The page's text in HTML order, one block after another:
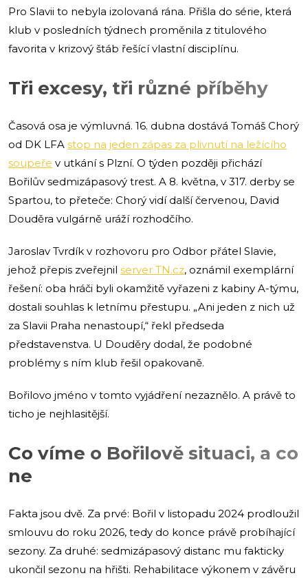
Pro Slavii to nebyla izolovaná rána. Přišla do série, která
klub v posledních týdnech proměnila z titulového
favorita v krizový štáb řešící vlastní disciplínu.
Tři excesy, tři různé příběhy
Časová osa je výmluvná. 16. dubna dostává Tomáš Chorý
od DK LFA stop na jeden zápas za plivnutí na ležícího
soupeře v utkání s Plzní. O týden později přichází
Bořilův sedmizápasový trest. A 8. května, v 317. derby se
Spartou, to přeteče: Chorý vidí další červenou, David
Douděra vulgárně uráží rozhodčího.
Jaroslav Tvrdík v rozhovoru pro Odbor přátel Slavie,
jehož přepis zveřejnil server TN.cz, oznámil exemplární
řešení: oba hráči byli okamžitě vyřazeni z kabiny A-týmu,
dostali souhlas k letnímu přestupu. „Ani jeden z nich už
za Slavii Praha nenastoupí,“ řekl předseda
představenstva. U Douděry dodal, že podobné
problémy s ním klub řešil opakovaně.
Bořilovo jméno v tomto vyjádření nezaznělo. A právě to
ticho je nejhlasitější.
Co víme o Bořilově situaci, a co
ne
Fakta jsou dvě. Za prvé: Bořil v listopadu 2024 prodloužil
smlouvu do roku 2026, tedy do konce právě probíhající
sezony. Za druhé: sedmizápasový distanc mu fakticky
ukončil sezonu na hřišti. Rehabilitace výkonem v závěru